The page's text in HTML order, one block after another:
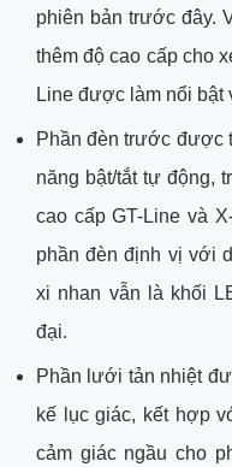
phiên bản trước đây.
thêm độ cao cấp cho
Line được làm nổi bật
Phần đèn trước được
năng bật/tắt tự động,
cao cấp GT-Line và
phần đèn định vị với
xi nhan vẫn là khối
đại.
Phần lưới tản nhiệt
kế lục giác, kết hợp
cảm giác ngầu cho